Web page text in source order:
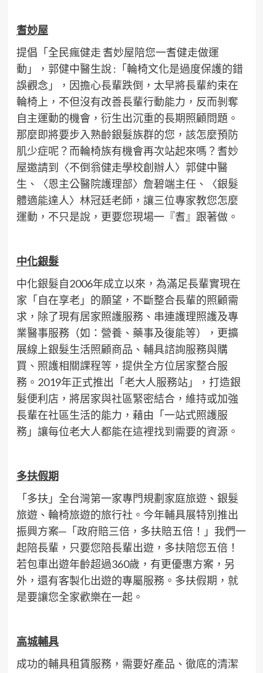
耆妙屋
提倡「全民瘋健走 耆妙屋陪您一耆健走做運
動」，郭健中醫生說 :「輪椅文化是過度保護的錯
誤觀念」，因擔心長輩跌倒，太早將長輩約束在
輪椅上，不但沒有改善長輩行動能力，反而剝奪
自主運動的機會，衍生出沉重的長期照顧問題。
那麼即將要步入熟齡銀髮族群的您，該怎麼預防
肌少症呢？而輪椅族有機會再次站起來嗎？耆妙
屋邀請到〈不倒翁健走學校創辦人〉郭健中醫
生、〈恩主公醫院護理部〉詹碧端主任、〈銀髮
體適能達人〉林冠廷老師，讓三位專家教您怎麼
運動，不只是說，更要您現場一『耆』跟著做。
中化銀髮
中化銀髮自2006年成立以來，為滿足長輩實現在
家「自在享老」的願望，不斷整合長輩的照顧需
求，除了現有居家照護服務、串連護理照護及專
業醫事服務（如：營養、藥事及復能等），更擴
展線上銀髮生活照顧商品、輔具諮詢服務與購
買、照護相關課程等，提供全方位居家整合服
務。2019年正式推出「老大人服務站」，打造銀
髮便利店，將居家與社區緊密結合，維持或加強
長輩在社區生活的能力，藉由「一站式照護服
務」讓每位老大人都能在這裡找到需要的資源。
多扶假期
「多扶」全台灣第一家專門規劃家庭旅遊、銀髮
旅遊、輪椅旅遊的旅行社。今年輔具展特別推出
振興方案─「政府賠三倍，多扶賠五倍！」我們一
起陪長輩，只要您陪長輩出遊，多扶陪您五倍！
若包車出遊年齡超過360歲，有更優惠方案，另
外，還有客製化出遊的專屬服務。多扶假期，就
是要讓您全家歡樂在一起。
高城輔具
成功的輔具租賃服務，需要好產品、徹底的清潔